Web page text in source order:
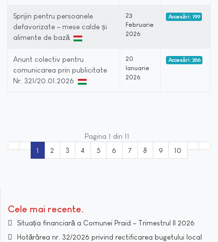
Sprijin pentru persoanele
defavorizate – mese calde și
alimente de bază
23
Februarie
2026
Accesări: 199
Anunt colectiv pentru
comunicarea prin publicitate
Nr. 321/20.01.2026
20
Ianuarie
2026
Accesări: 266
1 2 3 4 5 6 7 8 9 10
Pagina 1 din 11
Cele mai recente
Situația financiară a Comunei Praid – Trimestrul II 2026
Hotărârea nr. 32/2026 privind rectificarea bugetului local